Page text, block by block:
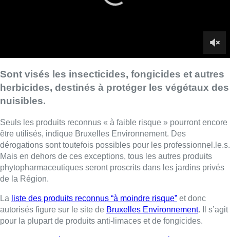
dérogations sont toutefois possibles pour les professionnel.le.s.
phytopharmaceutiques seront proscrits dans les jardins privés
Laliste des produits reconnus “à moindre risque”et donc
autorisés figure sur le site deBruxelles Environnement. Il s’agit
pour la plupart de produits anti-limaces et de fongicides.
►Lire aussi||
►Autorisation de trois pesticides “hautement toxiques” : la
Belgique attaquée en justice(05/06/24)
Les dérogations s’appliquent aux professionnel.le.s disposant
d’une “phytolicence” et dans des cas très spécifiques : pour des
motifs de protection de la santé publique, de sécurité ou de
utilisations ciblées et de dernier recours.
Des alternatives existent, rappelleLa Dernière Heure. Comme